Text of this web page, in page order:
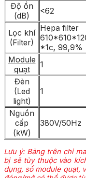
Độ ồn
(dB)
<62
Lọc khí
(Filter)
Hepa filter
*1c, 99,9%
Module
quạt
1
Đèn
(Led
light)
1
Nguồn
cấp
(kW)
380V/50Hz
Lưu ý: Bảng trên chỉ
bị sẽ tùy thuộc vào
dụng, số module quạt,